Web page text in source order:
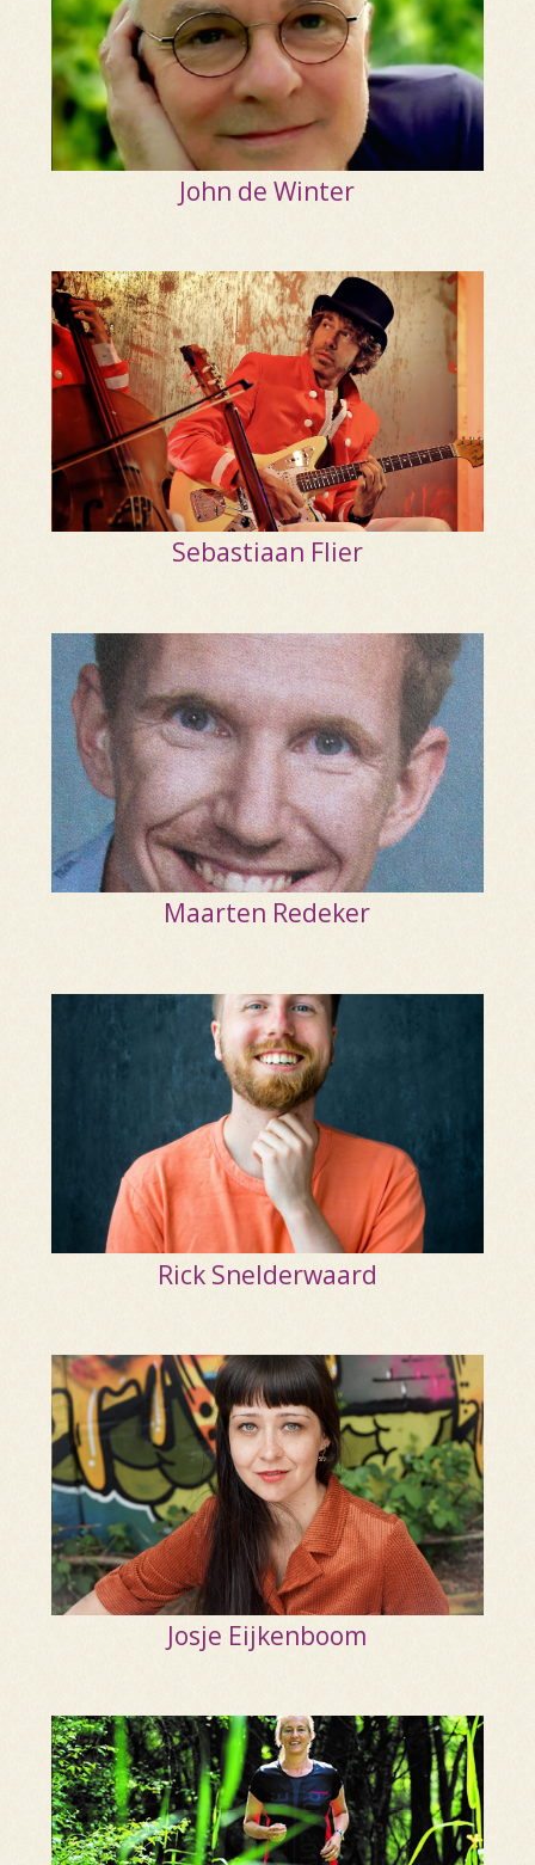
John de Winter
Sebastiaan Flier
Maarten Redeker
Rick Snelderwaard
Josje Eijkenboom